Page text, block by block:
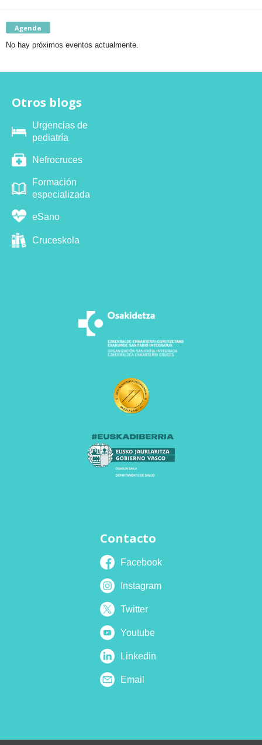
Agenda
No hay próximos eventos actualmente.
Otros blogs
Urgencias de
pediatría
Nefrocruces
Formación
especializada
eSano
Cruceskola
Contacto
Facebook
Instagram
Twitter
Youtube
Linkedin
Email